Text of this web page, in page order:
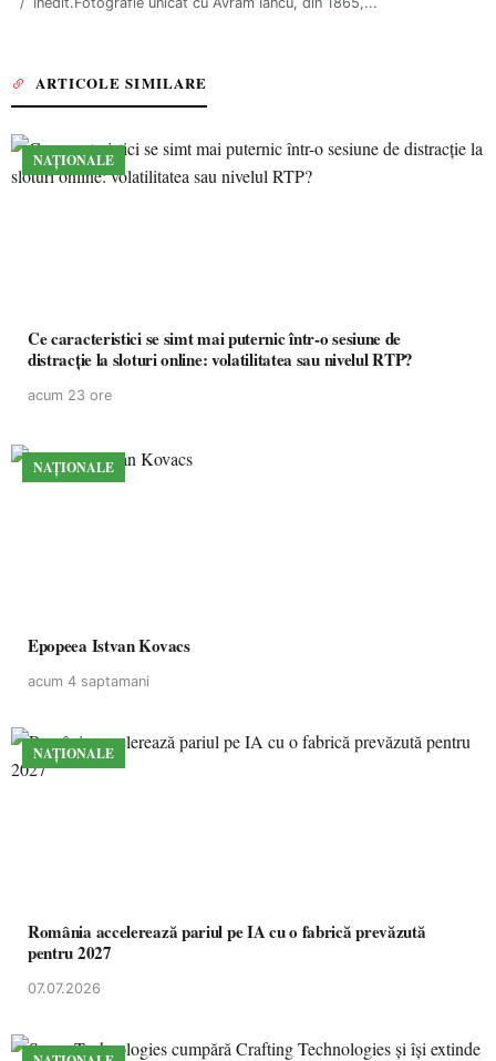
ARTICOLE SIMILARE
NAȚIONALE
Ce caracteristici se simt mai puternic într-o sesiune de
distracție la sloturi online: volatilitatea sau nivelul RTP?
acum 23 ore
NAȚIONALE
Epopeea Istvan Kovacs
acum 4 saptamani
NAȚIONALE
România accelerează pariul pe IA cu o fabrică prevăzută
pentru 2027
07.07.2026